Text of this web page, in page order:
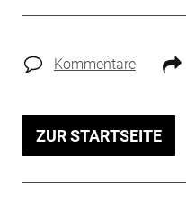
Kommentare
ZUR STARTSEITE